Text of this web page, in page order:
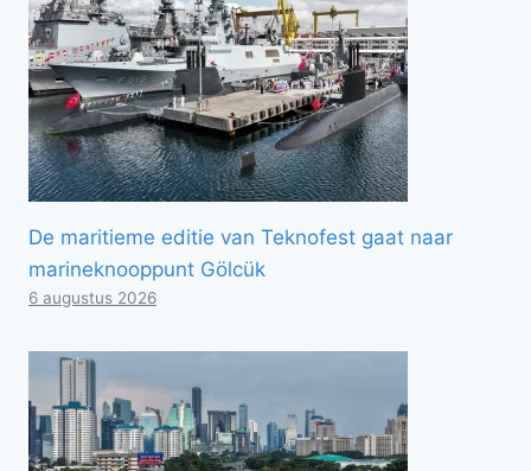
De maritieme editie van Teknofest gaat naar
marineknooppunt Gölcük
6 augustus 2026